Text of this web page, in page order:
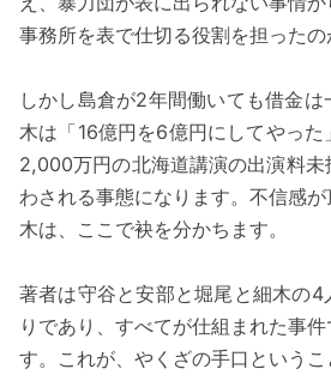
事務所を表で仕切る役割を担ったの
しかし島倉が2年間働いても借金
木は「16億円を6億円にしてやっ
2,000万円の北海道講演の出演料未
わされる事態になります。不信感
木は、ここで袂を分かちます。
著者は守谷と安部と堀尾と細木の4
りであり、すべてが仕組まれた事
す。これが、やくざの手口というこ